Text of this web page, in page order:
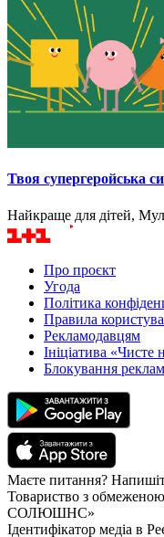
Твоя супергеройська
Найкраще для дітей,
Про проєкт
Угода
Політика
Правила
Рекламодавцям
Ініціатива «Чисте
Блокування
Маєте питання?
Товариство з
СОЛЮШНС»
Ідентифікатор медіа в